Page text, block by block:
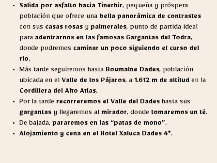
Salida por asfalto hacia Tinerhir, pequeña y próspera
población que ofrece una bella panorámica de contrastes
con sus casas rosas y palmerales, punto de partida ideal
para adentrarnos en las famosas Gargantas del Todra,
donde podremos caminar un poco siguiendo el curso del
río.
Más tarde seguiremos hasta Boumalne Dades, población
ubicada en el Valle de los Pájaros, a 1.612 m de altitud en la
Cordillera del Alto Atlas.
Por la tarde recorreremos el Valle del Dades hasta sus
gargantas y llegaremos al mirador, donde tomaremos un té.
De bajada, pararemos en las “patas de mono”.
Alojamiento y cena en el Hotel Xaluca Dades 4*.